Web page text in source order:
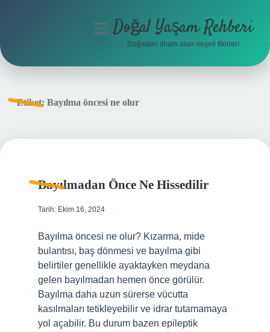
menüyüDoğal Yaşam Rehberi
Doğadan ilham alan neşeli fikirler!
Etiket: Bayılma öncesi ne olur
Bayılmadan Önce Ne Hissedilir
Tarih: Ekim 16, 2024
Bayılma öncesi ne olur? Kızarma, mide
bulantısı, baş dönmesi ve bayılma gibi
belirtiler genellikle ayaktayken meydana
gelen bayılmadan hemen önce görülür.
Bayılma daha uzun sürerse vücutta
kasılmaları tetikleyebilir ve idrar tutamamaya
yol açabilir. Bu durum bazen epileptik